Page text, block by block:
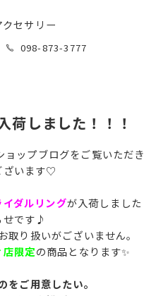
セサリー
098-873-3777
荷しました！！！
ップブログをご覧いただき
ざいます♡
ダルリングが入荷しました
せです♪
り扱いがございません。
店限定の商品となります✨
をご用意したい。